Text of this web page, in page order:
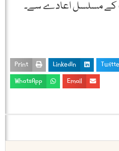
کے مسلسل اعادے سے۔
LinkedIn
Print
Email
WhatsApp